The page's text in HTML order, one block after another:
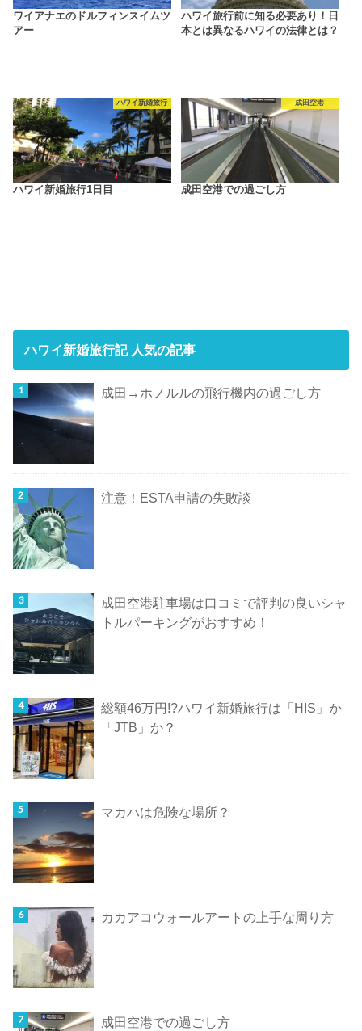
ワイアナエのドルフィンスイムツ
アー
ハワイ旅行前に知る必要あり！日
本とは異なるハワイの法律とは？
ハワイ新婚旅行
ハワイ新婚旅行1日目
成田空港
成田空港での過ごし方
ハワイ新婚旅行記 人気の記事
成田→ホノルルの飛行機内の過ごし方
注意！ESTA申請の失敗談
成田空港駐車場は口コミで評判の良いシャ
トルパーキングがおすすめ！
総額46万円!?ハワイ新婚旅行は「HIS」か
「JTB」か？
マカハは危険な場所？
カカアコウォールアートの上手な周り方
成田空港での過ごし方